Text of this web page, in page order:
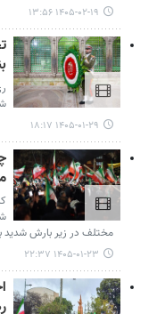
۱۴۰۵-۰۲-۱۹ ۱۳:۵۶
۱۴۰۵-۰۱-۲۹ ۱۸:۱۷
مختلف در زیر بارش شدید
۱۴۰۵-۰۱-۲۳ ۲۲:۳۷